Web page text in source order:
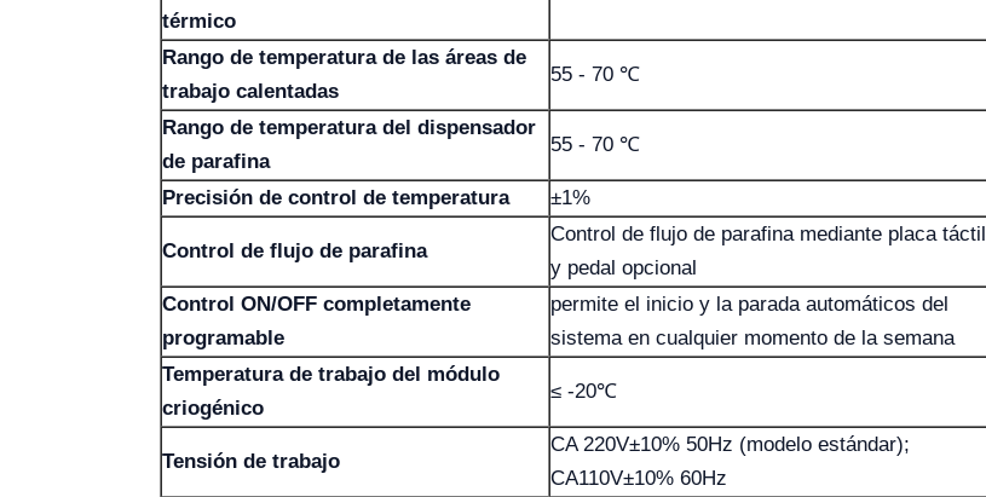
térmico
Rango de temperatura de las áreas de
trabajo calentadas
55 - 70 ℃
Rango de temperatura del dispensador
de parafina
55 - 70 ℃
Precisión de control de temperatura ±1%
Control de flujo de parafina
Control de flujo de parafina mediante placa táctil
y pedal opcional
Control ON/OFF completamente
programable
permite el inicio y la parada automáticos del
sistema en cualquier momento de la semana
Temperatura de trabajo del módulo
criogénico
≤ -20℃
Tensión de trabajo
CA 220V±10% 50Hz (modelo estándar);
CA110V±10% 60Hz